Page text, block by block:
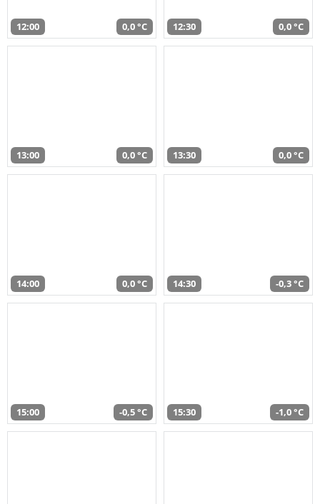
12:00 0,0 °C 12:30 0,0 °C
13:00 0,0 °C 13:30 0,0 °C
14:00 0,0 °C 14:30 -0,3 °C
15:00 -0,5 °C 15:30 -1,0 °C